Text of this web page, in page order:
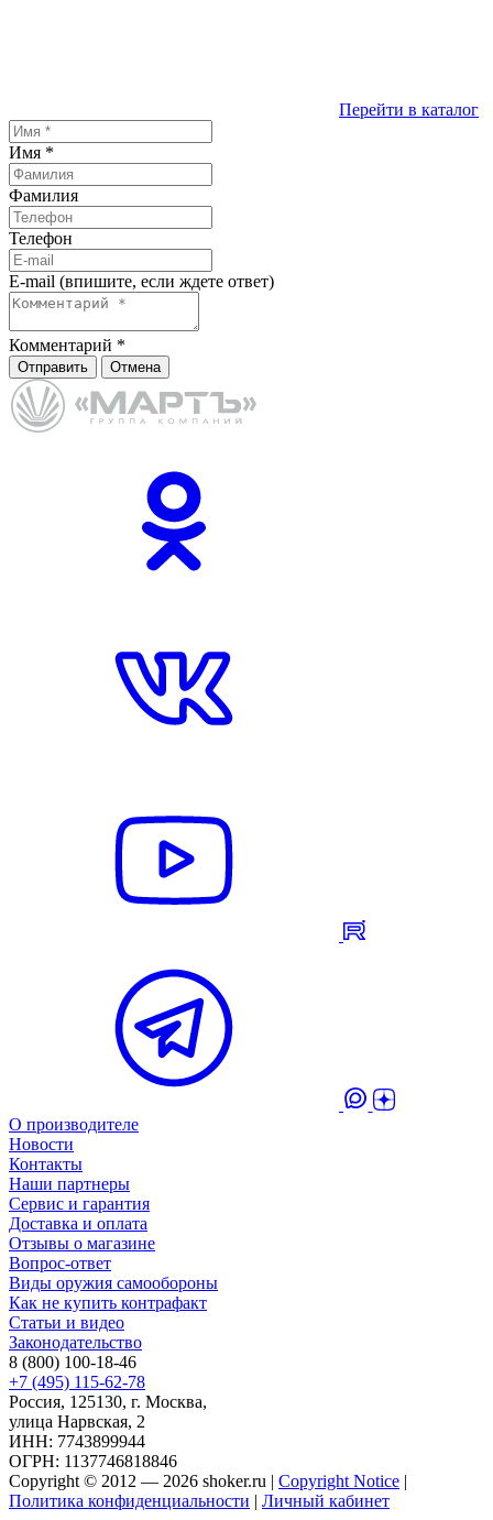
Перейти в каталог
Имя *
Фамилия
Телефон
E-mail (впишите, если ждете ответ)
Комментарий *
Отправить Отмена
О производителе
Новости
Контакты
Наши партнеры
Сервис и гарантия
Доставка и оплата
Отзывы о магазине
Вопрос-ответ
Виды оружия самообороны
Как не купить контрафакт
Статьи и видео
Законодательство
8 (800) 100-18-46
+7 (495) 115-62-78
Россия, 125130, г. Москва,
улица Нарвская, 2
ИНН: 7743899944
ОГРН: 1137746818846
Copyright © 2012 — 2026 shoker.ru | Copyright Notice |
Политика конфиденциальности | Личный кабинет